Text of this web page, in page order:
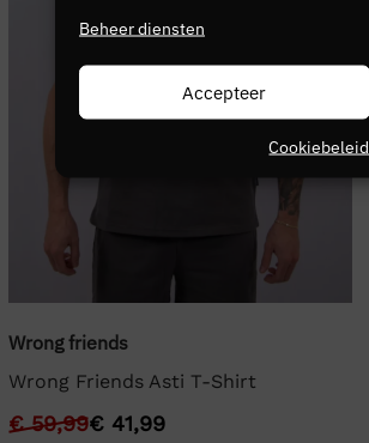
Beheer diensten
Accepteer
Cookiebeleid
Wrong friends
Wrong Friends Asti T-Shirt
€59,99€41,99